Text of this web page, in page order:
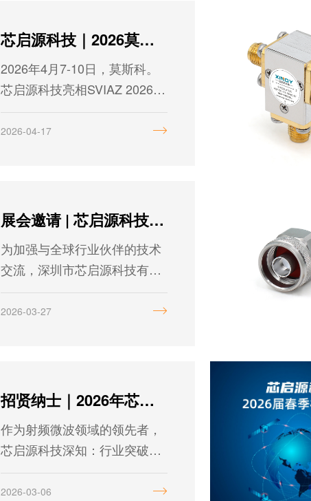
芯启源科技｜2026莫斯科通信展纪实
2026年4月7-10日，莫斯科。
芯启源科技亮相SVIAZ 2026，
以一场无声的技术对话，回应
全球通信市场对射频微波器件
2026-04-17
展会邀请 | 芯启源科技邀您共赴2026年莫斯科国际通信展览会
为加强与全球行业伙伴的技术
交流，深圳市芯启源科技有限
公司将于2026年4月7日至10
日，在俄罗斯莫斯科季米里亚
2026-03-27
招贤纳士｜2026年芯启源科技岗位热招中
作为射频微波领域的领先者，
芯启源科技深知：行业突破的
背后是人才的沉淀与发力。20
26年，公司战略升级，业务版
2026-03-06